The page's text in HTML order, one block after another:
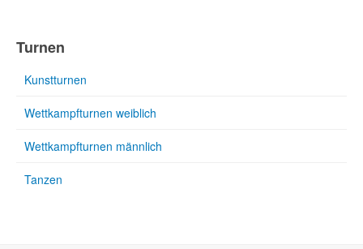
Turnen
Kunstturnen
Wettkampfturnen weiblich
Wettkampfturnen männlich
Tanzen